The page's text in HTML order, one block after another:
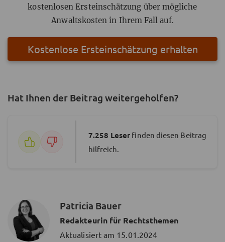
kostenlosen Ersteinschätzung über mögliche
Anwaltskosten in Ihrem Fall auf.
Kostenlose Ersteinschätzung erhalten
Hat Ihnen der Beitrag weitergeholfen?
7.258 Leser finden diesen Beitrag
hilfreich.
Patricia Bauer
Redakteurin für Rechtsthemen
Aktualisiert am 15.01.2024